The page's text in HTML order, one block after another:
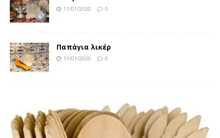
11/01/2020 0
Παπάγια λικέρ
11/01/2020 0